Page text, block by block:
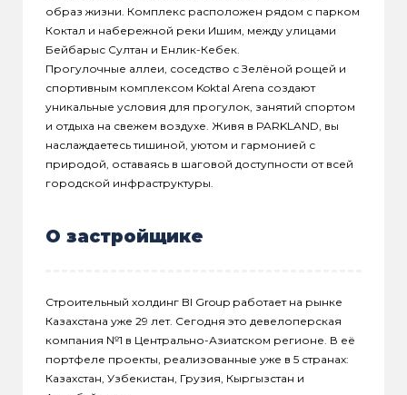
образ жизни. Комплекс расположен рядом с парком
Коктал и набережной реки Ишим, между улицами
Бейбарыс Султан и Енлик-Кебек.
Прогулочные аллеи, соседство с Зелёной рощей и
спортивным комплексом Koktal Arena создают
уникальные условия для прогулок, занятий спортом
и отдыха на свежем воздухе. Живя в PARKLAND, вы
наслаждаетесь тишиной, уютом и гармонией с
природой, оставаясь в шаговой доступности от всей
городской инфраструктуры.
О застройщике
Строительный холдинг BI Group работает на рынке
Казахстана уже 29 лет. Сегодня это девелоперская
компания №1 в Центрально-Азиатском регионе. В её
портфеле проекты, реализованные уже в 5 странах:
Казахстан, Узбекистан, Грузия, Кыргызстан и